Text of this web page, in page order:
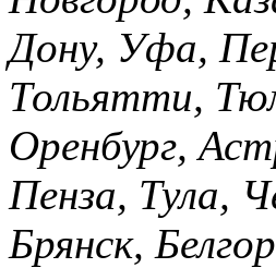
Дону, Уфа,
Тольятти,
Оренбург,
Пенза, Тула,
Брянск,